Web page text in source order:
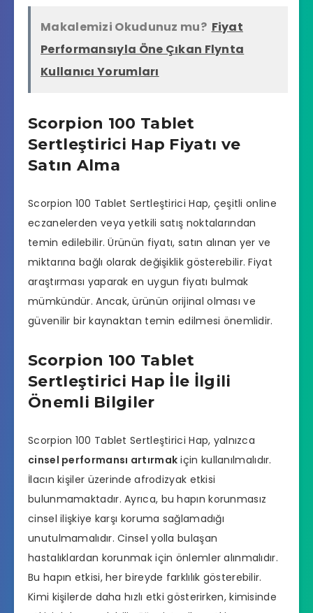
Makalemizi Okudunuz mu? Fiyat
Performansıyla Öne Çıkan Flynta
Kullanıcı Yorumları
Scorpion 100 Tablet
Sertleştirici Hap Fiyatı ve
Satın Alma
Scorpion 100 Tablet Sertleştirici Hap, çeşitli online
eczanelerden veya yetkili satış noktalarından
temin edilebilir. Ürünün fiyatı, satın alınan yer ve
miktarına bağlı olarak değişiklik gösterebilir. Fiyat
araştırması yaparak en uygun fiyatı bulmak
mümkündür. Ancak, ürünün orijinal olması ve
güvenilir bir kaynaktan temin edilmesi önemlidir.
Scorpion 100 Tablet
Sertleştirici Hap İle İlgili
Önemli Bilgiler
Scorpion 100 Tablet Sertleştirici Hap, yalnızca
cinsel performansı artırmak için kullanılmalıdır.
İlacın kişiler üzerinde afrodizyak etkisi
bulunmamaktadır. Ayrıca, bu hapın korunmasız
cinsel ilişkiye karşı koruma sağlamadığı
unutulmamalıdır. Cinsel yolla bulaşan
hastalıklardan korunmak için önlemler alınmalıdır.
Bu hapın etkisi, her bireyde farklılık gösterebilir.
Kimi kişilerde daha hızlı etki gösterirken, kimisinde